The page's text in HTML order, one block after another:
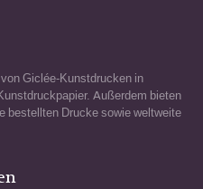
Giclée-Kunstdrucken in
Außerdem bieten
bestellten Drucke sowie weltweite